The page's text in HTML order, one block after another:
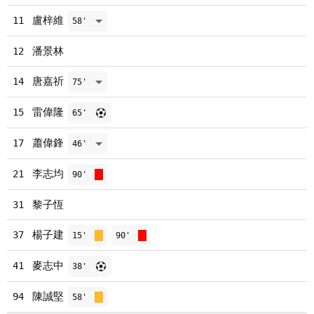
11 盧梓維 58'
12 潘景林
14 唐嘉祈 75'
15 雷偉隆 65'
17 蕭偉鋒 46'
21 李志均 90'
31 黎子恆
37 楊子建 15' 90'
41 麥志中 38'
94 陳誠堅 58'